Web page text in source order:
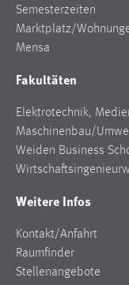
Semesterzeiten
Marktplatz/
Mensa
Fakultäten
Elektrotechnik,
Maschinenbau/
Weiden Business
Weitere Infos
Kontakt/Anfahrt
Raumfinder
Stellenangebote
MARKETING
verwendet, um
hinweg verfolgen.
Google Ads
_gcl_au
Anbieter:
Google Ireland